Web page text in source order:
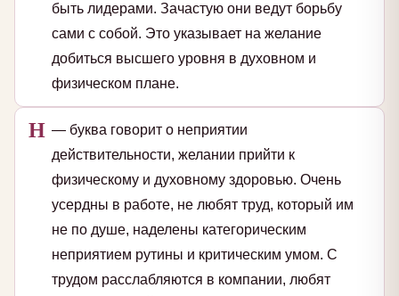
быть лидерами. Зачастую они ведут борьбу
сами с собой. Это указывает на желание
добиться высшего уровня в духовном и
физическом плане.
Н — буква говорит о неприятии
действительности, желании прийти к
физическому и духовному здоровью. Очень
усердны в работе, не любят труд, который им
не по душе, наделены категорическим
неприятием рутины и критическим умом. С
трудом расслабляются в компании, любят